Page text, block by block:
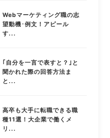
Webマーケティング職の志
望動機･例文！アピール
す...
｢自分を一言で表すと？｣と
聞かれた際の回答方法ま
と...
高卒も大手に転職できる職
種11選！大企業で働くメ
リ...